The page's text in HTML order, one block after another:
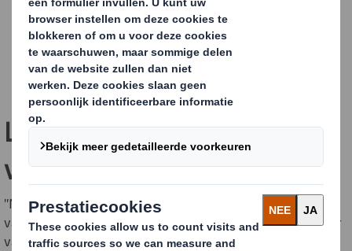
Legendarische
vruchtensapfabrikant
"Meer dan 30% van alle verkochte sappen in Finland zijn
van onze hand," aldus Juha Helokoski, de Managing Director
van Eckes-Granini Finland. Al generaties lang zijn de